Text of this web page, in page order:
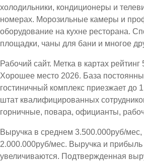
холодильники, кондиционеры и
номерах. Морозильные камеры и
оборудование на кухне ресторана.
площадки, чаны для бани и многое
Рабочий сайт. Метка в картах рейтинг
Хорошее место 2026. База
гостиничный комплекс приезжает до
штат квалифицированных
горничные, повара, официанты,
Выручка в среднем 3.500.000руб/
2.000.000руб/мес. Выручка и
увеличиваются. Подтвержденная